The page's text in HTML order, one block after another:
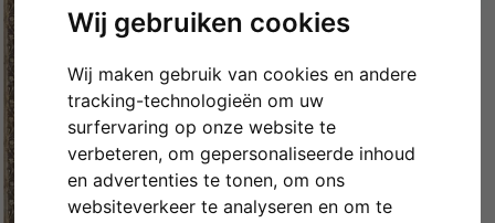
Wij gebruiken cookies
Wij maken gebruik van cookies en andere
tracking-technologieën om uw
surfervaring op onze website te
verbeteren, om gepersonaliseerde inhoud
en advertenties te tonen, om ons
websiteverkeer te analyseren en om te
Terug